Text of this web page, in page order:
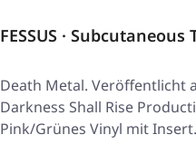
FESSUS · Subcutaneous
Death Metal. Veröffentlicht
Darkness Shall Rise
Pink/Grünes Vinyl mit